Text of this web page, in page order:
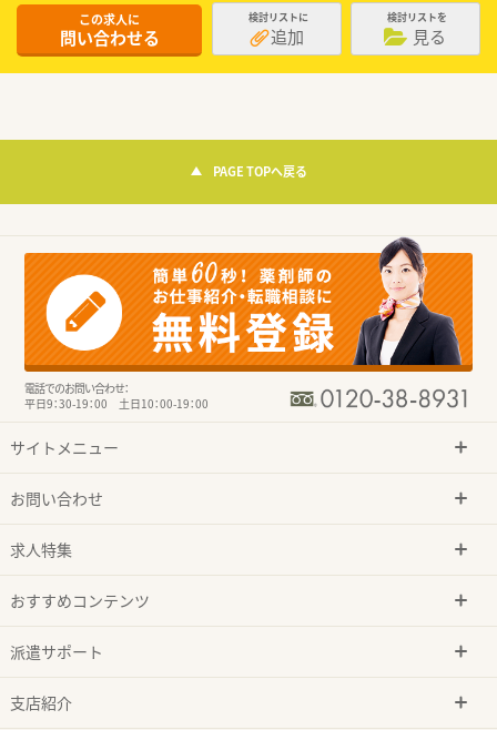
この求人に
問い合わせる
検討リストに
追加
検討リストを
見る
PAGE TOPへ戻る
電話でのお問い合わせ：
平日9：30-19：00 土日10：00-19：00
サイトメニュー
お問い合わせ
求人特集
おすすめコンテンツ
派遣サポート
支店紹介